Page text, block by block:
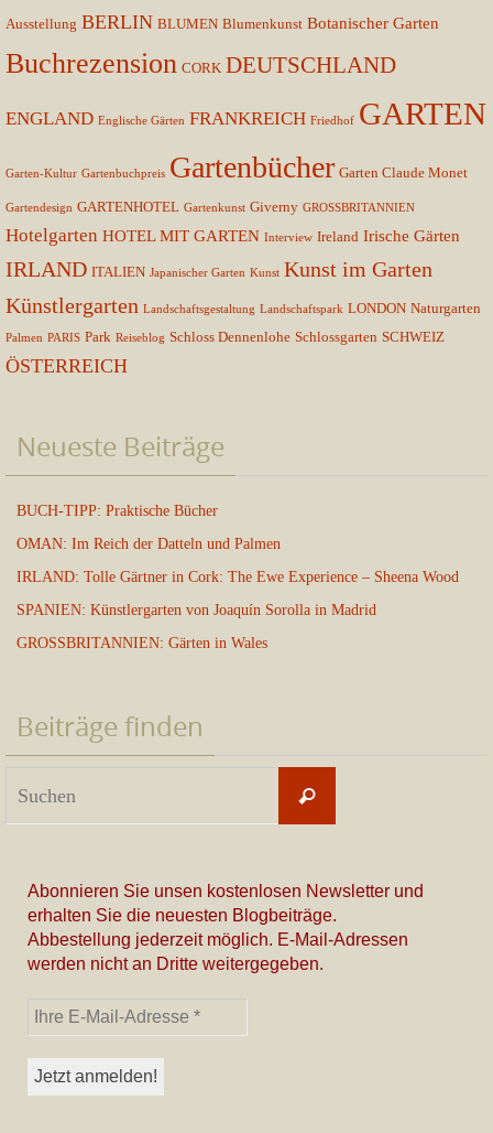
Ausstellung BERLIN BLUMEN Blumenkunst Botanischer Garten
Buchrezension CORK DEUTSCHLAND
ENGLAND Englische Gärten FRANKREICH Friedhof GARTEN
Garten-Kultur Gartenbuchpreis Gartenbücher Garten Claude Monet
Gartendesign GARTENHOTEL Gartenkunst Giverny GROSSBRITANNIEN
Hotelgarten HOTEL MIT GARTEN Interview Ireland Irische Gärten
IRLAND ITALIEN Japanischer Garten Kunst Kunst im Garten
Künstlergarten Landschaftsgestaltung Landschaftspark LONDON Naturgarten
Palmen PARIS Park Reiseblog Schloss Dennenlohe Schlossgarten SCHWEIZ
ÖSTERREICH
Neueste Beiträge
BUCH-TIPP: Praktische Bücher
OMAN: Im Reich der Datteln und Palmen
IRLAND: Tolle Gärtner in Cork: The Ewe Experience – Sheena Wood
SPANIEN: Künstlergarten von Joaquín Sorolla in Madrid
GROSSBRITANNIEN: Gärten in Wales
Beiträge finden
Suchen
Abonnieren Sie unsen kostenlosen Newsletter und
erhalten Sie die neuesten Blogbeiträge.
Abbestellung jederzeit möglich. E-Mail-Adressen
werden nicht an Dritte weitergegeben.